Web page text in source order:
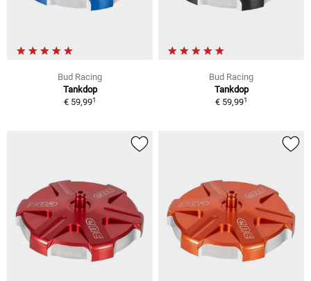
Bud Racing
Tankdop
€ 59,991
Bud Racing
Tankdop
€ 59,991